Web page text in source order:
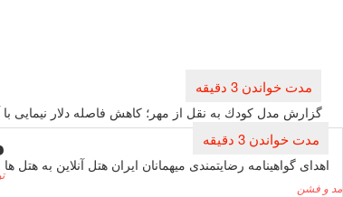
راهبری
نوشته
گزارش مدل كودك به نقل از مهر؛ كاهش فاصله دلار نیمایی
اهدای گواهینامه رضایتمندی میهمانان ایران هتل آنلاین به هتل ها
مد و فشن